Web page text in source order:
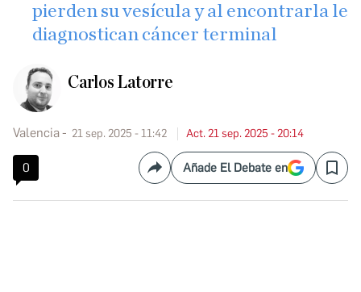
pierden su vesícula y al encontrarla le
diagnostican cáncer terminal
Carlos Latorre
Valencia 21 sep. 2025 - 11:42 Act. 21 sep. 2025 - 20:14
0 CompartirAñade El Debate en Save